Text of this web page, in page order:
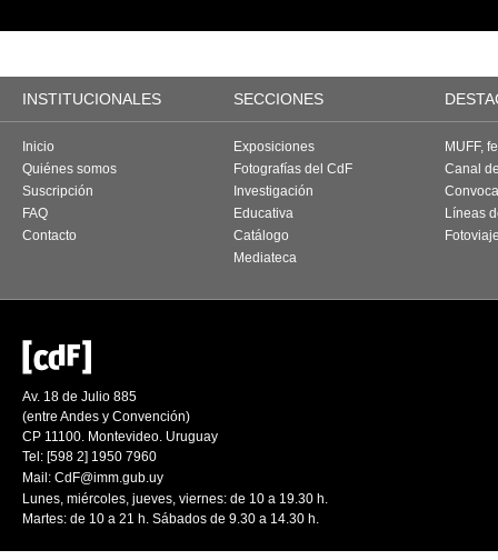
INSTITUCIONALES SECCIONES
Inicio
Quiénes somos
Suscripción
FAQ
Contacto
Exposiciones
Fotografías del CdF
Investigación
Educativa
Catálogo
Mediateca
MUFF,
Canal
Líneas
Av. 18 de Julio 885
(entre Andes y Convención)
CP 11100. Montevideo. Uruguay
Tel: [598 2] 1950 7960
Mail: CdF@imm.gub.uy
Lunes, miércoles, jueves, viernes: de 10 a 19.30 h.
Martes: de 10 a 21 h. Sábados de 9.30 a 14.30 h.